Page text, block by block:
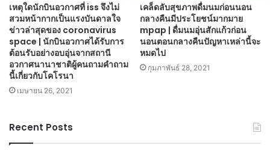
เหตุใดนักบินอวกาศที่ iss จึงไม่
สวมหน้ากากเป็นแรงบันดาลใจ
ข่าวล่าสุดของ coronavirus
space | นักบินอวกาศได้รับการ
ต้อนรับอย่างอบอุ่นจากสถานี
อวกาศนานาชาติผู้คนถามคำถาม
นี้เกี่ยวกับโคโรนา
เมษายน 26, 2021
เคล็ดลับสุขภาพดื่มนมก่อนนอน
กลางคืนมีประโยชน์มากมาย
mpap | ดื่มนมอุ่นสักแก้วก่อน
นอนตอนกลางคืนปัญหาเหล่านี้จะ
หมดไป
กุมภาพันธ์ 28, 2021
Recent Posts